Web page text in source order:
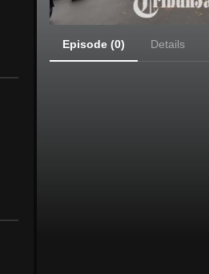
Episode (0) Details